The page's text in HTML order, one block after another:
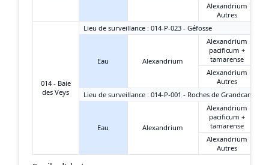
Alexandrium
Autres
014 - Baie
des Veys
Lieu de surveillance : 014-P-023 - Géfosse
Eau Alexandrium
Alexandrium
pacificum +
tamarense
Alexandrium
Autres
Lieu de surveillance : 014-P-001 - Roches de Grandcamp
Eau Alexandrium
Alexandrium
pacificum +
tamarense
Alexandrium
Autres